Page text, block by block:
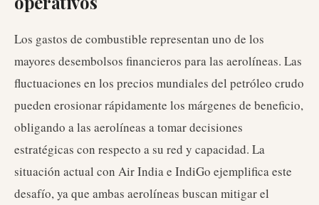
Los gastos de combustible representan uno de los
mayores desembolsos financieros para las aerolíneas. Las
fluctuaciones en los precios mundiales del petróleo crudo
pueden erosionar rápidamente los márgenes de beneficio,
obligando a las aerolíneas a tomar decisiones
estratégicas con respecto a su red y capacidad. La
situación actual con Air India e IndiGo ejemplifica este
desafío, ya que ambas aerolíneas buscan mitigar el